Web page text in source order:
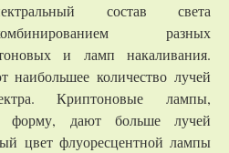
состав света
разных
и ламп накаливания.
количество лучей
Криптоновые лампы,
форму, дают больше лучей
цвет флуоресцентной лампы